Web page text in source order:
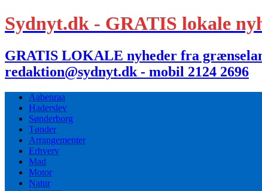
Sydnyt.dk - GRATIS lokale
GRATIS LOKALE nyheder fra
redaktion@sydnyt.dk - mobil 2124 2696
Aabenraa
Haderslev
Sønderborg
Tønder
Arrangementer
Erhverv
Mad
Motor
Natur